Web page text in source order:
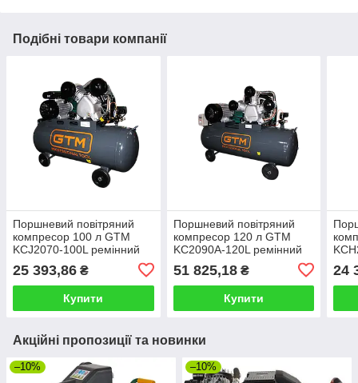
Подібні товари компанії
Поршневий повітряний
компресор 100 л GTM
KCJ2070-100L ремінний
25 393,86 ₴
Купити
Поршневий повітряний
компресор 120 л GTM
KC2090A-120L ремінний
51 825,18₴
Купити
24
Акційні пропозиції та новинки
–10% –10%